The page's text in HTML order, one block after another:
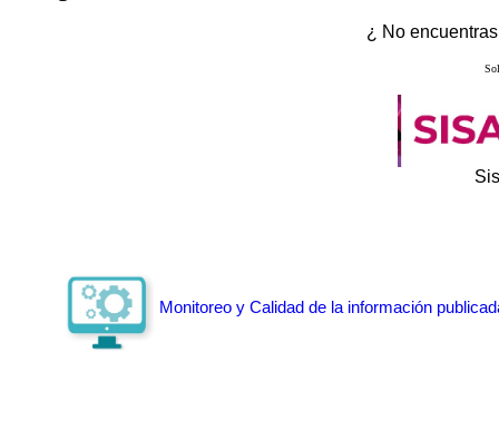
¿ No
Monitoreo y Calidad de la información